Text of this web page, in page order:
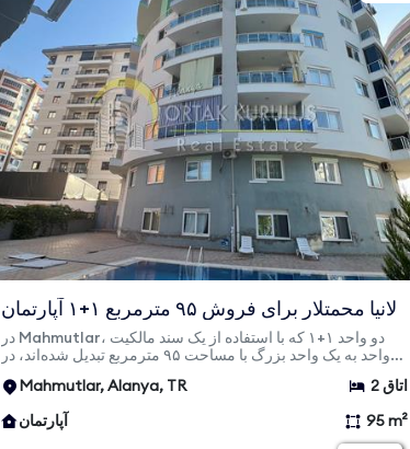
آلانیا محمتلار برای فروش ۹۵ مترمربع ۱+۱ آپارتمان
در Mahmutlar، دو واحد ۱+۱ که با استفاده از یک سند مالکیت
واحد به یک واحد بزرگ با مساحت ۹۵ مترمربع تبدیل شده‌اند، در
Mahmutlar, Alanya, TR
2 اتاق
آپارتمان
95 m²